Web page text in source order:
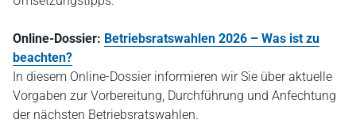
Online-Dossier: Betriebsratswahlen 2026 – Was ist zu
beachten?
In diesem Online-Dossier informieren wir Sie über aktuelle
Vorgaben zur Vorbereitung, Durchführung und Anfechtung
der nächsten Betriebsratswahlen.